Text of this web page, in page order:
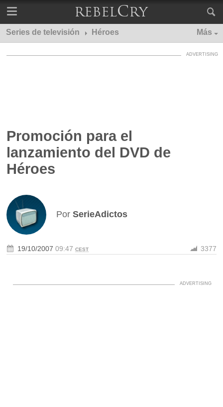
Series de televisión Héroes Más
Promoción para el
lanzamiento del DVD de
Héroes
PorSerieAdictos
19/10/2007 09:47CEST 3377